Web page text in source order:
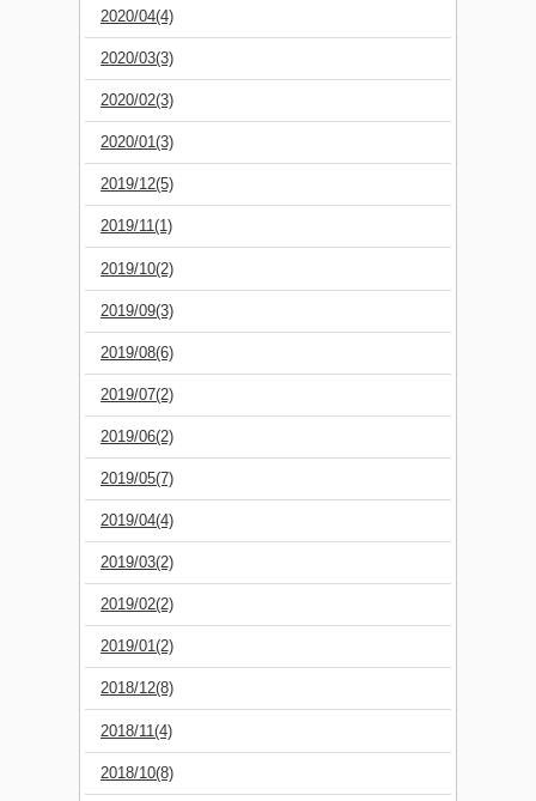
2020/04(4)
2020/03(3)
2020/02(3)
2020/01(3)
2019/12(5)
2019/11(1)
2019/10(2)
2019/09(3)
2019/08(6)
2019/07(2)
2019/06(2)
2019/05(7)
2019/04(4)
2019/03(2)
2019/02(2)
2019/01(2)
2018/12(8)
2018/11(4)
2018/10(8)